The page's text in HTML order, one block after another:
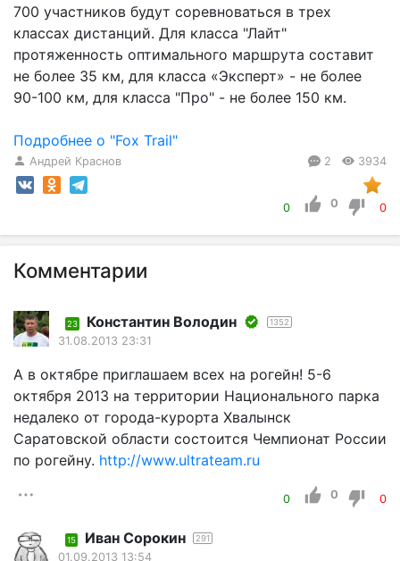
700 участников будут соревноваться в трех
классах дистанций. Для класса "Лайт"
протяженность оптимального маршрута составит
не более 35 км, для класса «Эксперт» - не более
90-100 км, для класса "Про" - не более 150 км.
Подробнее о "Fox Trail"
Андрей Краснов 2 3934
0 0 0
Комментарии
23 Константин Володин 1352
31.08.2013 23:31
А в октябре приглашаем всех на рогейн! 5-6
октября 2013 на территории Национального парка
недалеко от города-курорта Хвалынск
Саратовской области состоится Чемпионат России
по рогейну. http://www.ultrateam.ru
0 0 0
15 Иван Сорокин 291
01.09.2013 13:54